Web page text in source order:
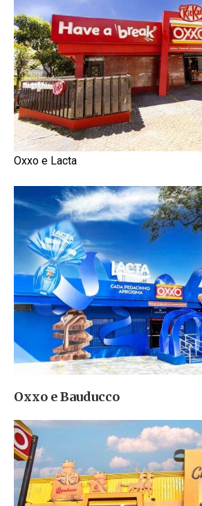
Oxxo e Lacta
Oxxo e Bauducco